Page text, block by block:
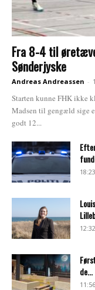
Fra 8-4 til
Sønderjyske
Andreas Andreassen -
Starten kunne FHK ikke
Madsen til gengæld sige
godt 12...
de...